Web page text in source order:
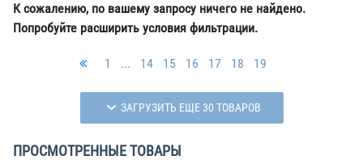
К сожалению, по вашему запросу ничего не найдено.
Попробуйте расширить условия фильтрации.
1 ... 14 15 16 17 18 19
ЗАГРУЗИТЬ ЕЩЕ 30 ТОВАРОВ
ПРОСМОТРЕННЫЕ ТОВАРЫ